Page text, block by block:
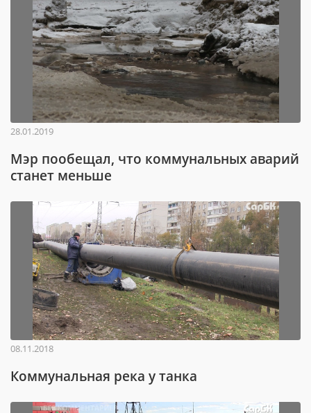
28.01.2019
Мэр пообещал, что коммунальных аварий
станет меньше
08.11.2018
Коммунальная река у танка